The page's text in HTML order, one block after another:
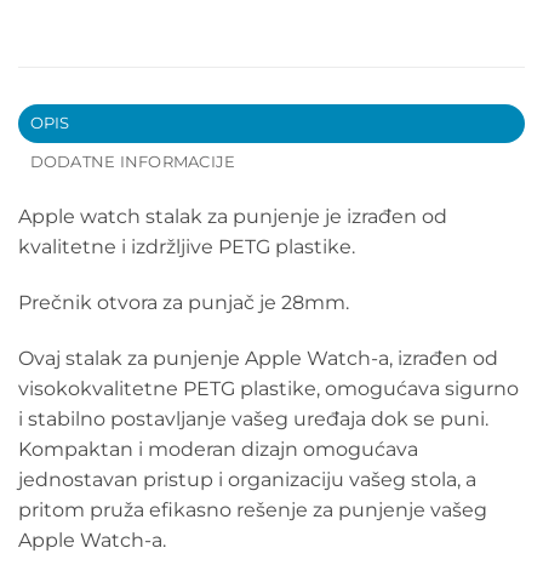
OPIS
DODATNE INFORMACIJE
Apple watch stalak za punjenje je izrađen od
kvalitetne i izdržljive PETG plastike.
Prečnik otvora za punjač je 28mm.
Ovaj stalak za punjenje Apple Watch-a, izrađen od
visokokvalitetne PETG plastike, omogućava sigurno
i stabilno postavljanje vašeg uređaja dok se puni.
Kompaktan i moderan dizajn omogućava
jednostavan pristup i organizaciju vašeg stola, a
pritom pruža efikasno rešenje za punjenje vašeg
Apple Watch-a.